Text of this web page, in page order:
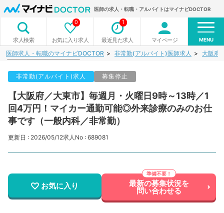
医師の求人・転職・アルバイトはマイナビDOCTOR
求人検索 お気に入り求人
0
最近見た求人
1
マイページ MENU
医師求人・転職のマイナビDOCTOR 非常勤(アルバイト)医師求人 大阪府
非常勤(アルバイト)求人 募集停止
【大阪府／大東市】毎週月・火曜日9時～13時／1
回4万円！マイカー通勤可能◎外来診療のみのお仕
事です（一般内科／非常勤）
更新日 : 2026/05/12求人No : 689081
お気に入り 最新の募集状況を
問い合わせる